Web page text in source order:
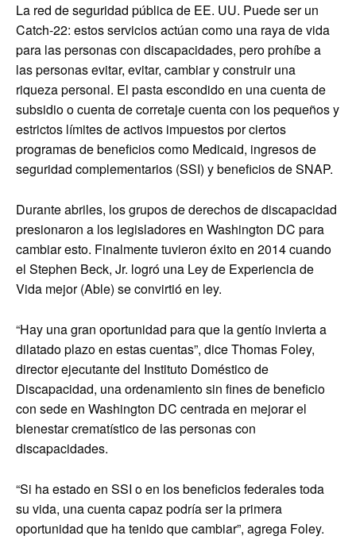
La red de seguridad pública de EE. UU. Puede ser un
Catch-22: estos servicios actúan como una raya de vida
para las personas con discapacidades, pero prohíbe a
las personas evitar, evitar, cambiar y construir una
riqueza personal. El pasta escondido en una cuenta de
subsidio o cuenta de corretaje cuenta con los pequeños y
estrictos límites de activos impuestos por ciertos
programas de beneficios como Medicaid, ingresos de
seguridad complementarios (SSI) y beneficios de SNAP.
Durante abriles, los grupos de derechos de discapacidad
presionaron a los legisladores en Washington DC para
cambiar esto. Finalmente tuvieron éxito en 2014 cuando
el Stephen Beck, Jr. logró una Ley de Experiencia de
Vida mejor (Able) se convirtió en ley.
“Hay una gran oportunidad para que la gentío invierta a
dilatado plazo en estas cuentas”, dice Thomas Foley,
director ejecutante del Instituto Doméstico de
Discapacidad, una ordenamiento sin fines de beneficio
con sede en Washington DC centrada en mejorar el
bienestar crematístico de las personas con
discapacidades.
“Si ha estado en SSI o en los beneficios federales toda
su vida, una cuenta capaz podría ser la primera
oportunidad que ha tenido que cambiar”, agrega Foley.